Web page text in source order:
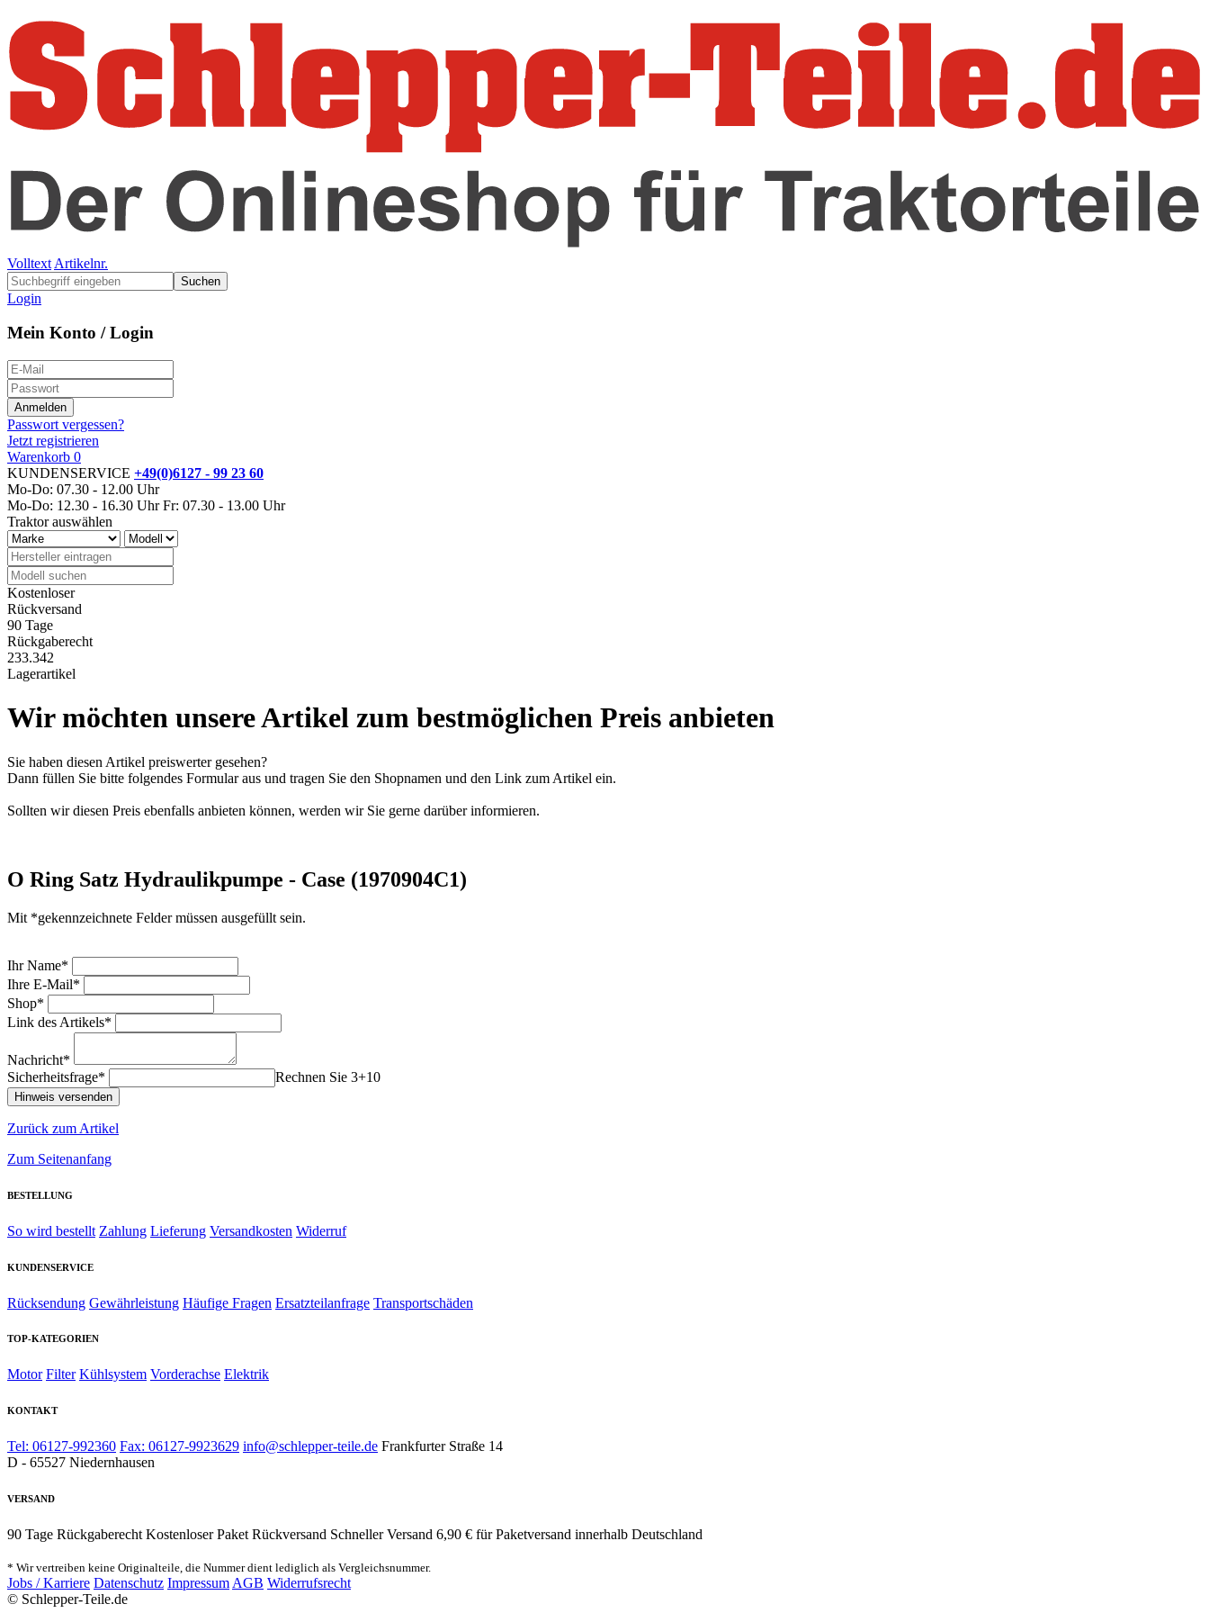
Volltext Artikelnr.
Suchen
Login
Mein Konto / Login
Passwort vergessen?
Jetzt registrieren
Warenkorb 0
KUNDENSERVICE +49(0)6127 - 99 23 60
Mo-Do: 07.30 - 12.00 Uhr
Mo-Do: 12.30 - 16.30 Uhr Fr: 07.30 - 13.00 Uhr
Traktor auswählen
Kostenloser
Rückversand
90 Tage
Rückgaberecht
233.342
Lagerartikel
Wir möchten unsere Artikel zum bestmöglichen Preis anbieten
Sie haben diesen Artikel preiswerter gesehen?
Dann füllen Sie bitte folgendes Formular aus und tragen Sie den Shopnamen und den Link zum Artikel ein.
Sollten wir diesen Preis ebenfalls anbieten können, werden wir Sie gerne darüber informieren.
O Ring Satz Hydraulikpumpe - Case (1970904C1)
Mit *gekennzeichnete Felder müssen ausgefüllt sein.
Ihr Name*
Ihre E-Mail*
Shop*
Link des Artikels*
Nachricht*
Sicherheitsfrage*
Rechnen Sie 3+10
Zurück zum Artikel
Zum Seitenanfang
BESTELLUNG
So wird bestellt Zahlung Lieferung Versandkosten Widerruf
KUNDENSERVICE
Rücksendung Gewährleistung Häufige Fragen Ersatzteilanfrage Transportschäden
TOP-KATEGORIEN
Motor Filter Kühlsystem Vorderachse Elektrik
KONTAKT
Tel: 06127-992360 Fax: 06127-9923629 info@schlepper-teile.de Frankfurter Straße 14
D - 65527 Niedernhausen
VERSAND
90 Tage Rückgaberecht Kostenloser Paket Rückversand Schneller Versand 6,90 € für Paketversand innerhalb Deutschland
* Wir vertreiben keine Originalteile, die Nummer dient lediglich als Vergleichsnummer.
Jobs / Karriere Datenschutz Impressum AGB Widerrufsrecht
© Schlepper-Teile.de